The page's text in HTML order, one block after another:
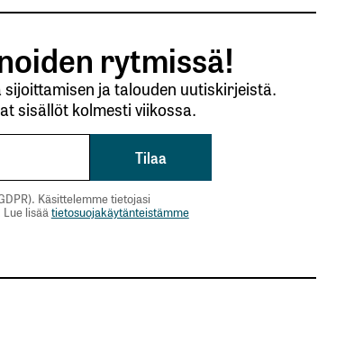
rytmissä!
ja talouden uutiskirjeistä.
sisällöt kolmesti viikossa.
Käsittelemme tietojasi
lisäätietosuojakäytänteistämme